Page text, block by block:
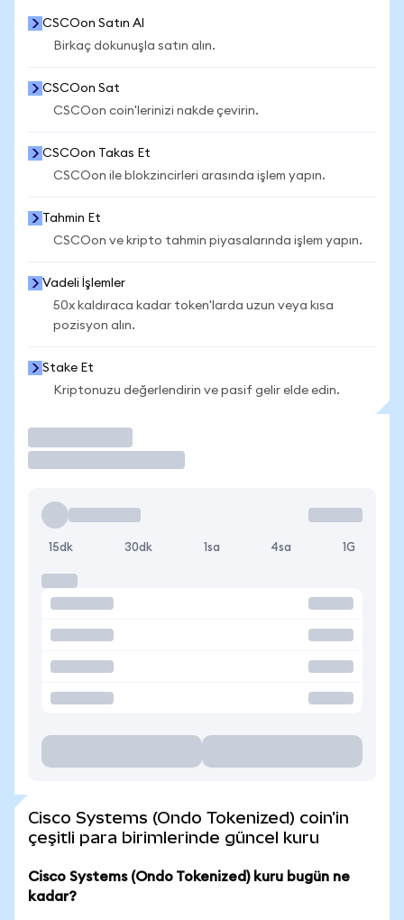
CSCOon Satın Al
Birkaç dokunuşla satın alın.
CSCOon Sat
CSCOon coin'lerinizi nakde çevirin.
CSCOon Takas Et
CSCOon ile blokzincirleri arasında işlem yapın.
Tahmin Et
CSCOon ve kripto tahmin piyasalarında işlem yapın.
Vadeli İşlemler
50x kaldıraca kadar token'larda uzun veya kısa
pozisyon alın.
Stake Et
Kriptonuzu değerlendirin ve pasif gelir elde edin.
15dk 30dk 1sa 4sa 1G
Cisco Systems (Ondo Tokenized) coin'in
çeşitli para birimlerinde güncel kuru
Cisco Systems (Ondo Tokenized) kuru bugün ne
kadar?